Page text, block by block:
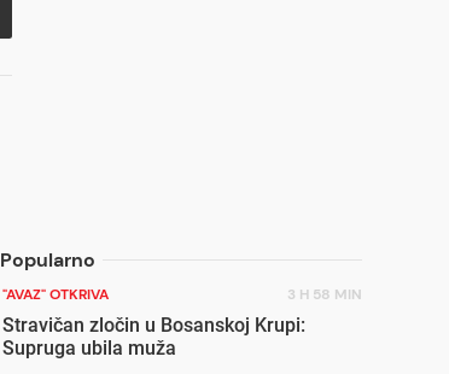
Popularno
"AVAZ" OTKRIVA 3 H 58 MIN
Stravičan zločin u Bosanskoj Krupi:
Supruga ubila muža